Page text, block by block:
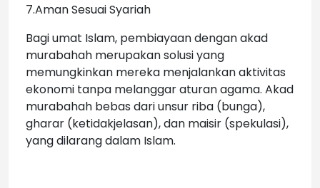
7.Aman Sesuai Syariah
Bagi umat Islam, pembiayaan dengan akad
murabahah merupakan solusi yang
memungkinkan mereka menjalankan aktivitas
ekonomi tanpa melanggar aturan agama. Akad
murabahah bebas dari unsur riba (bunga),
gharar (ketidakjelasan), dan maisir (spekulasi),
yang dilarang dalam Islam.